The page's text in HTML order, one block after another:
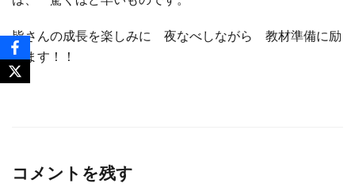
皆さんの成長を楽しみに 夜なべしながら 教材準備に励
みます！！
コメントを残す